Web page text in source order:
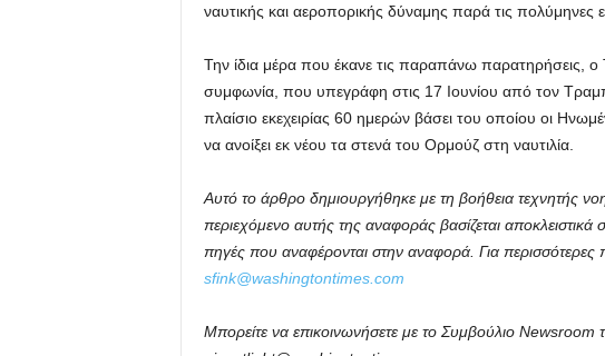
ναυτικής και αεροπορικής δύναμης παρά τις πολύμηνες
Την ίδια μέρα που έκανε τις παραπάνω παρατηρήσεις,
συμφωνία, που υπεγράφη στις 17 Ιουνίου από τον
πλαίσιο εκεχειρίας 60 ημερών βάσει του οποίου οι
να ανοίξει εκ νέου τα στενά του Ορμούζ στη ναυτιλία.
Αυτό το άρθρο δημιουργήθηκε με τη βοήθεια τεχνητής
περιεχόμενο αυτής της αναφοράς βασίζεται
πηγές που αναφέρονται στην αναφορά. Για περισσότερες
sfink@washingtontimes.com
Μπορείτε να επικοινωνήσετε με το Συμβούλιο